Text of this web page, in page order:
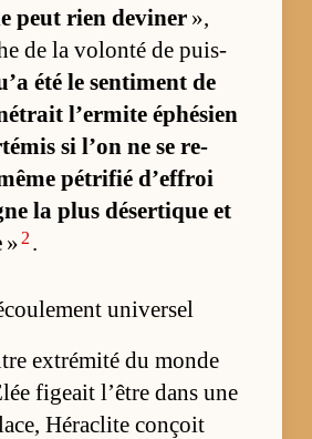
peut rien de­vi­ner »,
de la vo­lonté de puis­
été le sen­ti­ment de
l’er­mite éphé­sien
si l’on ne se re­
pé­tri­fié d’ef­froi
la plus dé­ser­tique et
» 2 .
universel
ex­tré­mité du monde
fi­geait l’être dans une
Hé­ra­clite conçoit